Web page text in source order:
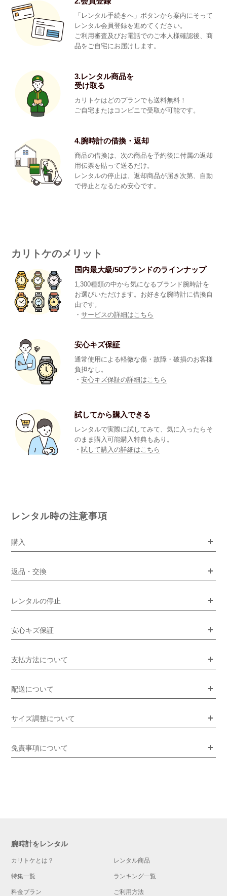
「レンタル手続きへ」ボタンから案内にそって
レンタル会員登録を進めてください。
ご利用審査及びお電話でのご本人様確認後、商
品をご自宅にお届けします。
3.レンタル商品を
受け取る
カリトケはどのプランでも送料無料！
ご自宅またはコンビニで受取が可能です。
4.腕時計の借換・返却
商品の借換は、次の商品を予約後に付属の返却
用伝票を貼って送るだけ。
レンタルの停止は、返却商品が届き次第、自動
で停止となるため安心です。
カリトケのメリット
国内最大級/50ブランドのラインナップ
1,300種類の中から気になるブランド腕時計を
お選びいただけます。お好きな腕時計に借換自
由です。
・サービスの詳細はこちら
安心キズ保証
通常使用による軽微な傷・故障・破損のお客様
負担なし。
・安心キズ保証の詳細はこちら
試してから購入できる
レンタルで実際に試してみて、気に入ったらそ
のまま購入可能購入特典もあり。
・試して購入の詳細はこちら
レンタル時の注意事項
購入
返品・交換
レンタルの停止
安心キズ保証
支払方法について
配送について
サイズ調整について
免責事項について
腕時計をレンタル
カリトケとは？ レンタル商品
特集一覧 ランキング一覧
料金プラン ご利用方法